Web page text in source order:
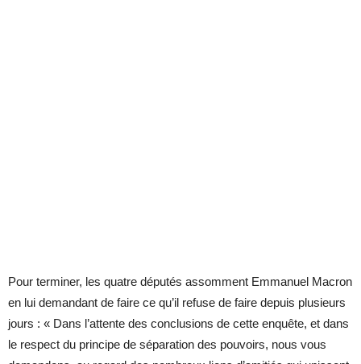
Pour terminer, les quatre députés assomment Emmanuel Macron
en lui demandant de faire ce qu’il refuse de faire depuis plusieurs
jours : « Dans l’attente des conclusions de cette enquête, et dans
le respect du principe de séparation des pouvoirs, nous vous